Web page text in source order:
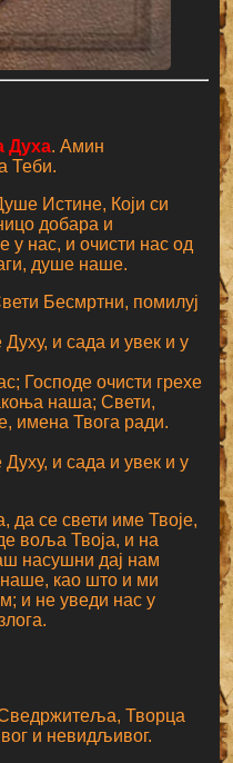
Духа. Амин
Теби.
Истине, Који си
добара и
у нас, и очисти нас од
душе наше.
Бесмртни, помилуј
и сада и увек и у
Господе очисти грехе
наша; Свети,
имена Твога ради.
и сада и увек и у
да се свети име Твоје,
воља Твоја, и на
насушни дај нам
као што и ми
и не уведи нас у
Сведржитеља, Творца
и невидљивог.